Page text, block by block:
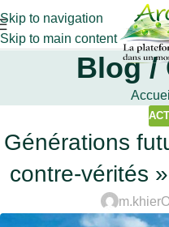
Skip to navigation
Skip to main content
Blog /
Accueil
Générations
contre-vérités
m.khier